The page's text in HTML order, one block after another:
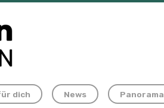
dich News Panorama